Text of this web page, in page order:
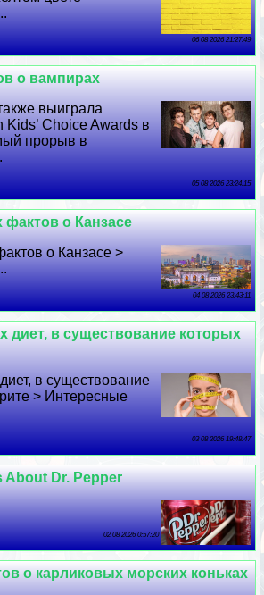
06 08 2026 21:27:49
о вампирах
выиграла
Choice Awards в
прорыв в
05 08 2026 23:24:15
о Канзасе
о Канзасе >
04 08 2026 23:43:11
диет, в существование которых
в существование
> Интересные
03 08 2026 19:48:47
About Dr. Pepper
02 08 2026 0:57:20
о карликовых морских коньках